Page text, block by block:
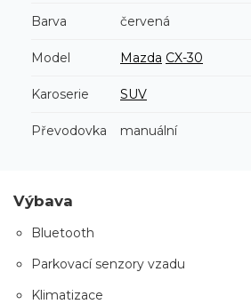
Barva červená
Model Mazda CX-30
Karoserie SUV
Převodovka manuální
Výbava
Bluetooth
Parkovací senzory vzadu
Klimatizace